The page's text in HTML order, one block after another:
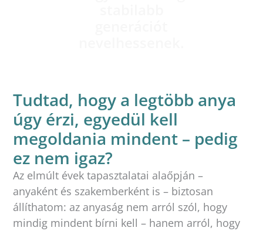
Tudtad, hogy a legtöbb anya
úgy érzi, egyedül kell
megoldania mindent – pedig
ez nem igaz?
Az elmúlt évek tapasztalatai alaőpján –
anyaként és szakemberként is – biztosan
állíthatom: az anyaság nem arról szól, hogy
mindig mindent bírni kell – hanem arról, hogy